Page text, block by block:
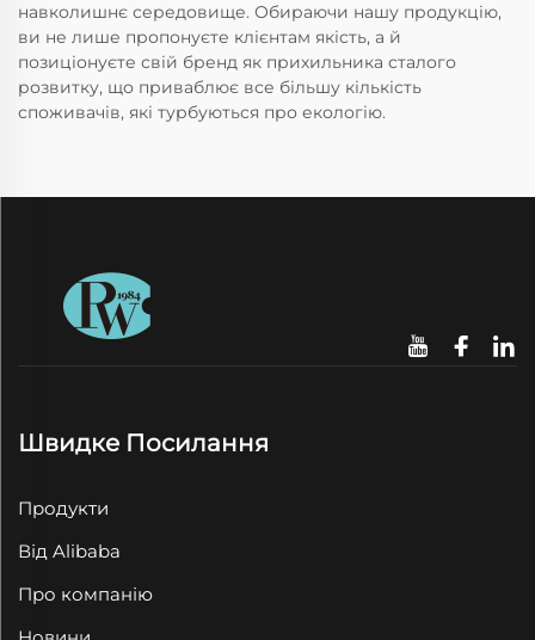
навколишнє середовище. Обираючи нашу продукцію,
ви не лише пропонуєте клієнтам якість, а й
позиціонуєте свій бренд як прихильника сталого
розвитку, що приваблює все більшу кількість
споживачів, які турбуються про екологію.
Швидке Посилання
Продукти
Від Alibaba
Про компанію